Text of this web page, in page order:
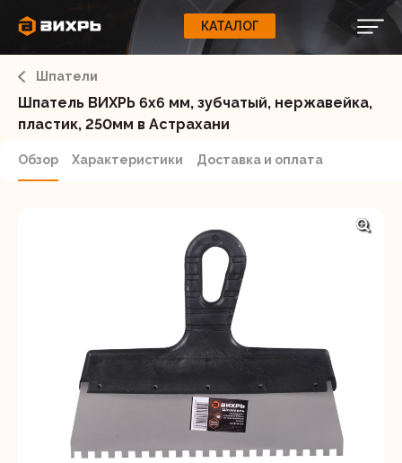
КАТАЛОГ
КАТАЛОГ
О бренде
Блог
Свернуть
ЭЛЕКТРОИНСТРУМЕНТЫ
ИНСТРУМЕНТ
СЕЛЬХОЗТЕХНИКА
ОБОРУДОВАНИЕ
Шпатели
Шпатель ВИХРЬ 6х6 мм, зубчатый, нержавейка,
пластик, 250мм в Астрахани
Обзор Характеристики Доставка и оплата
Регистрация
ВАШ ЗАКАЗ
Корзина